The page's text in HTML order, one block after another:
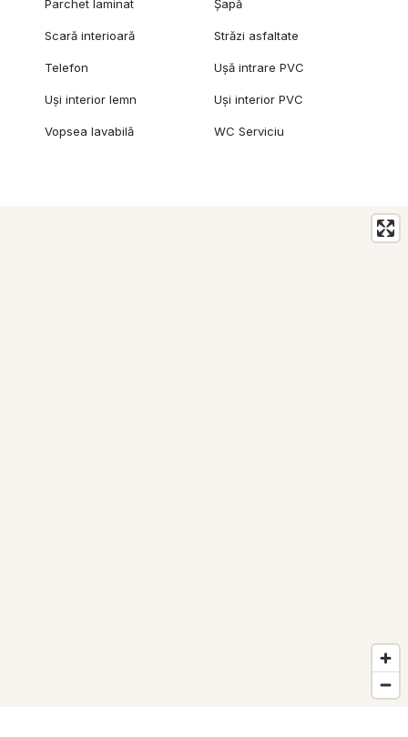
Parchet laminat Șapă
Scară interioară Străzi asfaltate
Telefon Ușă intrare PVC
Uși interior lemn Uși interior PVC
Vopsea lavabilă WC Serviciu